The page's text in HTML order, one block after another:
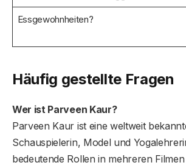
Essgewohnheiten?
Häufig gestellte Fragen
Wer ist Parveen Kaur?
Parveen Kaur ist eine weltweit
Schauspielerin, Model und
bedeutende Rollen in mehreren